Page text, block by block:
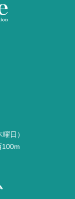
日）
100m